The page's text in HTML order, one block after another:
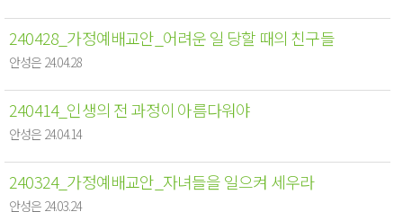
240428_가정예배교안_어려운 일 당할 때의 친구들
안성은 24.04.28
240414_인생의 전 과정이 아름다워야
안성은 24.04.14
240324_가정예배교안_자녀들을 일으켜 세우라
안성은 24.03.24